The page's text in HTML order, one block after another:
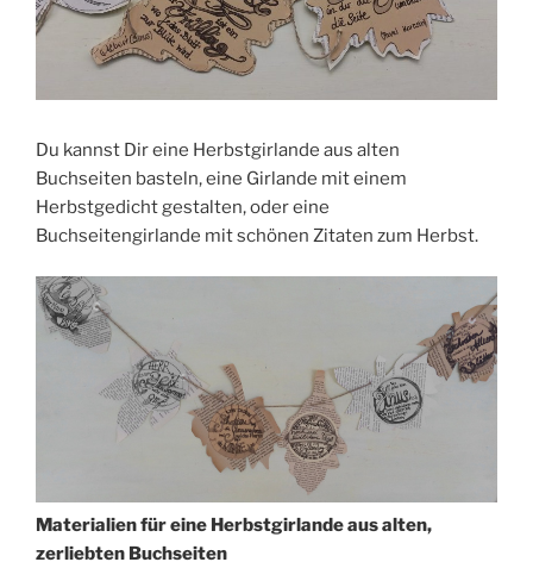
Du kannst Dir eine Herbstgirlande aus alten
Buchseiten basteln, eine Girlande mit einem
Herbstgedicht gestalten, oder eine
Buchseitengirlande mit schönen Zitaten zum Herbst.
Materialien für eine Herbstgirlande aus alten,
zerliebten Buchseiten